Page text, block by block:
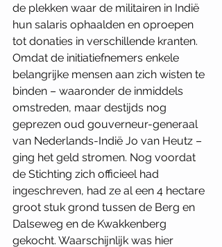
de plekken waar de militairen in Indië
hun salaris ophaalden en oproepen
tot donaties in verschillende kranten.
Omdat de initiatiefnemers enkele
belangrijke mensen aan zich wisten te
binden – waaronder de inmiddels
omstreden, maar destijds nog
geprezen oud gouverneur-generaal
van Nederlands-Indië Jo van Heutz –
ging het geld stromen. Nog voordat
de Stichting zich officieel had
ingeschreven, had ze al een 4 hectare
groot stuk grond tussen de Berg en
Dalseweg en de Kwakkenberg
gekocht. Waarschijnlijk was hier